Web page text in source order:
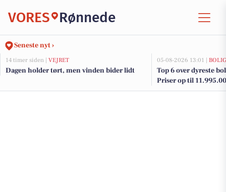
VORES Rønnede
Seneste nyt ›
14 timer siden | VEJRET
Dagen holder tørt, men vinden bider lidt
05-08-2026 13:01 |
Top 6 over dyreste
Priser op til